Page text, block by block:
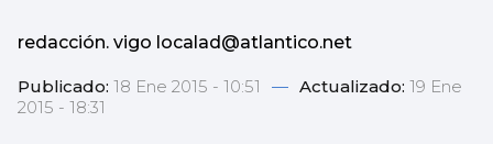
redacción. vigo localad@atlantico.net
Publicado: 18 Ene 2015 - 10:51 — Actualizado: 19 Ene
2015 - 18:31